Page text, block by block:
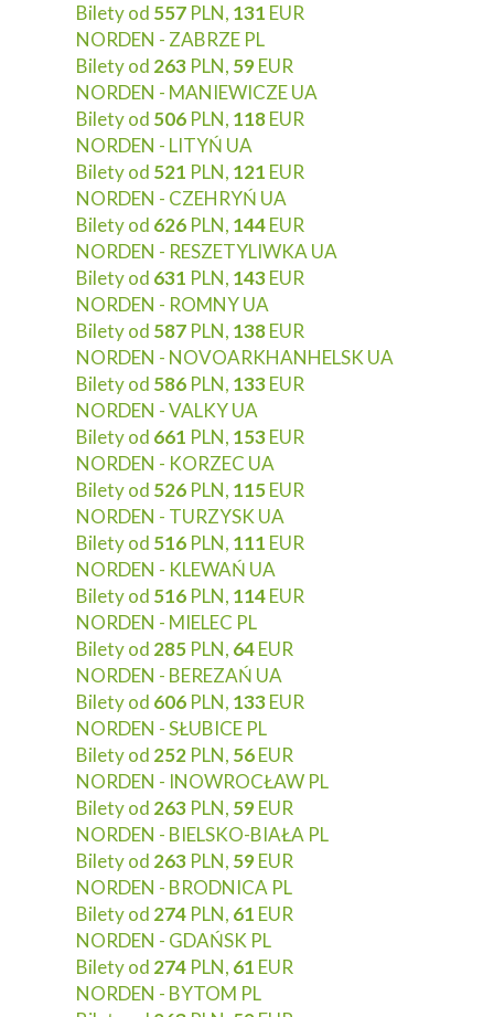
Bilety od 557 PLN, 131 EUR
NORDEN - ZABRZE PL
Bilety od 263 PLN, 59EUR
NORDEN - MANIEWICZE UA
Bilety od 506 PLN, 118EUR
NORDEN - LITYŃ UA
Bilety od 521 PLN, 121 EUR
NORDEN - CZEHRYŃ UA
Bilety od 626 PLN, 144EUR
NORDEN - RESZETYLIWKA UA
Bilety od 631 PLN, 143EUR
NORDEN - ROMNY UA
Bilety od 587 PLN, 138EUR
NORDEN - NOVOARKHANHELSK UA
Bilety od 586 PLN, 133EUR
NORDEN - VALKY UA
Bilety od 661 PLN, 153EUR
NORDEN - KORZEC UA
Bilety od 526 PLN, 115EUR
NORDEN - TURZYSK UA
Bilety od 516 PLN, 111 EUR
NORDEN - KLEWAŃ UA
Bilety od 516 PLN, 114EUR
NORDEN - MIELEC PL
Bilety od 285 PLN, 64EUR
NORDEN - BEREZAŃ UA
Bilety od 606 PLN, 133EUR
NORDEN - SŁUBICE PL
Bilety od 252 PLN, 56EUR
NORDEN - INOWROCŁAW PL
Bilety od 263 PLN, 59EUR
NORDEN - BIELSKO-BIAŁA PL
Bilety od 263 PLN, 59EUR
NORDEN - BRODNICA PL
Bilety od 274 PLN, 61 EUR
NORDEN - GDAŃSK PL
Bilety od 274 PLN, 61 EUR
NORDEN - BYTOM PL